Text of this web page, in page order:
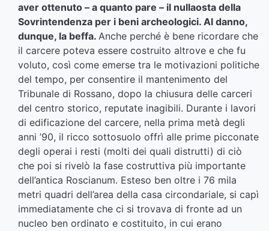
aver ottenuto – a quanto pare – il nullaosta della
Sovrintendenza per i beni archeologici. Al danno,
dunque, la beffa. Anche perché è bene ricordare che
il carcere poteva essere costruito altrove e che fu
voluto, così come emerse tra le motivazioni politiche
del tempo, per consentire il mantenimento del
Tribunale di Rossano, dopo la chiusura delle carceri
del centro storico, reputate inagibili. Durante i lavori
di edificazione del carcere, nella prima metà degli
anni ’90, il ricco sottosuolo offrì alle prime picconate
degli operai i resti (molti dei quali distrutti) di ciò
che poi si rivelò la fase costruttiva più importante
dell’antica Roscianum. Esteso ben oltre i 76 mila
metri quadri dell’area della casa circondariale, si capì
immediatamente che ci si trovava di fronte ad un
nucleo ben ordinato e costituito, in cui erano